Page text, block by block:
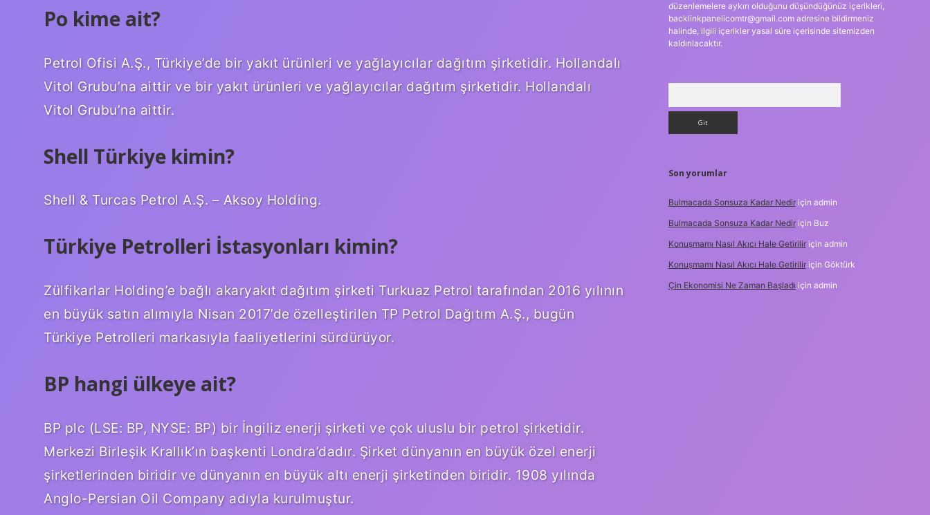
Po kime ait?
Petrol Ofisi A.Ş., Türkiye’de bir yakıt ürünleri ve yağlayıcılar dağıtım şirketidir. Hollandalı
Vitol Grubu’na aittir ve bir yakıt ürünleri ve yağlayıcılar dağıtım şirketidir. Hollandalı
Vitol Grubu’na aittir.
Shell Türkiye kimin?
Shell & Turcas Petrol A.Ş. – Aksoy Holding.
Türkiye Petrolleri İstasyonları kimin?
Zülfikarlar Holding’e bağlı akaryakıt dağıtım şirketi Turkuaz Petrol tarafından 2016 yılının
en büyük satın alımıyla Nisan 2017’de özelleştirilen TP Petrol Dağıtım A.Ş., bugün
Türkiye Petrolleri markasıyla faaliyetlerini sürdürüyor.
BP hangi ülkeye ait?
BP plc (LSE: BP, NYSE: BP) bir İngiliz enerji şirketi ve çok uluslu bir petrol şirketidir.
Merkezi Birleşik Krallık’ın başkenti Londra’dadır. Şirket dünyanın en büyük özel enerji
şirketlerinden biridir ve dünyanın en büyük altı enerji şirketinden biridir. 1908 yılında
Anglo-Persian Oil Company adıyla kurulmuştur.
düzenlemelere aykırı olduğunu düşündüğünüz içerikleri,
backlinkpanelicomtr@gmail.comadresine bildirmeniz
halinde, ilgili içerikler yasal süre içerisinde sitemizden
kaldırılacaktır.
Son yorumlar
Bulmacada Sonsuza Kadar Nediriçin admin
Bulmacada Sonsuza Kadar Nediriçin Buz
Konuşmamı Nasıl Akıcı Hale Getiriliriçin admin
Konuşmamı Nasıl Akıcı Hale Getiriliriçin Göktürk
Çin Ekonomisi Ne Zaman Başladı için admin